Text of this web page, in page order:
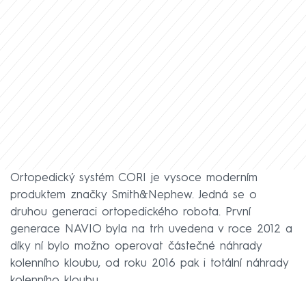
Ortopedický systém CORI je vysoce moderním
produktem značky Smith&Nephew. Jedná se o
druhou generaci ortopedického robota. První
generace NAVIO byla na trh uvedena v roce 2012 a
díky ní bylo možno operovat částečné náhrady
kolenního kloubu, od roku 2016 pak i totální náhrady